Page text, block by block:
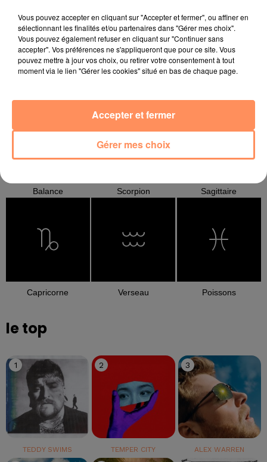
Balance Scorpion Sagittaire
Capricorne Verseau Poissons
le top
1
TEDDY SWIMS
2
TEMPER CITY
3
ALEX WARREN
Vous pouvez accepter en cliquant sur "Accepter et fermer", ou affiner en
sélectionnant les finalités et/ou partenaires dans "Gérer mes choix".
Vous pouvez également refuser en cliquant sur "Continuer sans
accepter". Vos préférences ne s'appliqueront que pour ce site. Vous
pouvez mettre à jour vos choix, ou retirer votre consentement à tout
moment via le lien "Gérer les cookies" situé en bas de chaque page.
Gérer mes choix
Accepter et fermer